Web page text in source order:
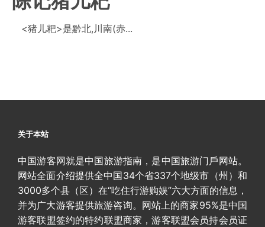
<猪儿粑>是黔北,川南(赤...
关于本站
中国游客网就是中国旅游指南，是中国旅游门戶网站。
网站全面介绍提供全中国34个省337个地级市（州）和
3000多个县（区）在“吃住行游购娱”六大方面的信息，
并为广大游客提供旅游咨询。网站上的商家95%是中国
游客联盟签约的特约联盟商家，游客联盟会员持会员证